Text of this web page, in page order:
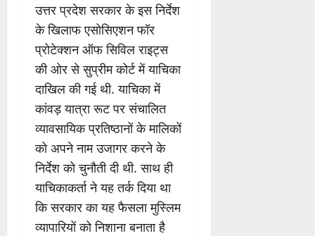
उत्तर प्रदेश सरकार के इस निर्देश
के खिलाफ एसोसिएशन फॉर
प्रोटेक्शन ऑफ सिविल राइट्स
की ओर से सुप्रीम कोर्ट में याचिका
दाखिल की गई थी. याचिका में
कांवड़ यात्रा रूट पर संचालित
व्यावसायिक प्रतिष्ठानों के मालिकों
को अपने नाम उजागर करने के
निर्देश को चुनौती दी थी. साथ ही
याचिकाकर्ता ने यह तर्क दिया था
कि सरकार का यह फैसला मुस्लिम
व्यापारियों को निशाना बनाता है